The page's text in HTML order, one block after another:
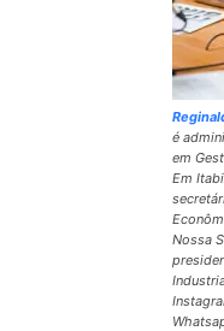
é
em
Em
Nossa